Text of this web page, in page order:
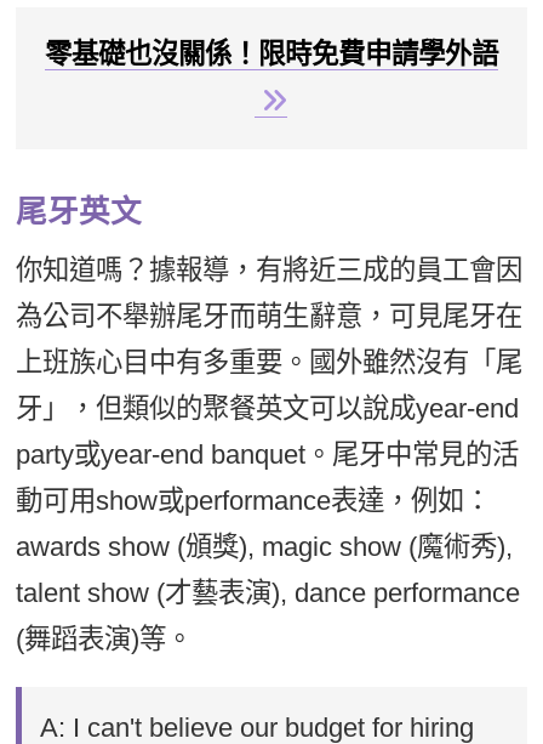
零基礎也沒關係！限時免費申請學外語
尾牙英文
你知道嗎？據報導，有將近三成的員工會因
為公司不舉辦尾牙而萌生辭意，可見尾牙在
上班族心目中有多重要。國外雖然沒有「尾
牙」，但類似的聚餐英文可以說成year-end
party或year-end banquet。尾牙中常見的活
動可用show或performance表達，例如：
awards show (頒獎), magic show (魔術秀),
talent show (才藝表演), dance performance
(舞蹈表演)等。
A: I can't believe our budget for hiring